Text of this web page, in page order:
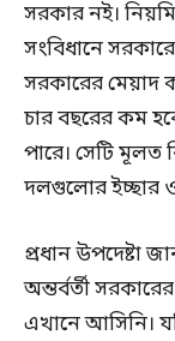
সরকার নই।
সংবিধানে
সরকারের মেয়াদ
চার বছরের কম
পারে। সেটি
দলগুলোর ইচ্ছার
প্রধান উপদেষ্টা
অন্তর্বর্তী
এখানে আসিনি।